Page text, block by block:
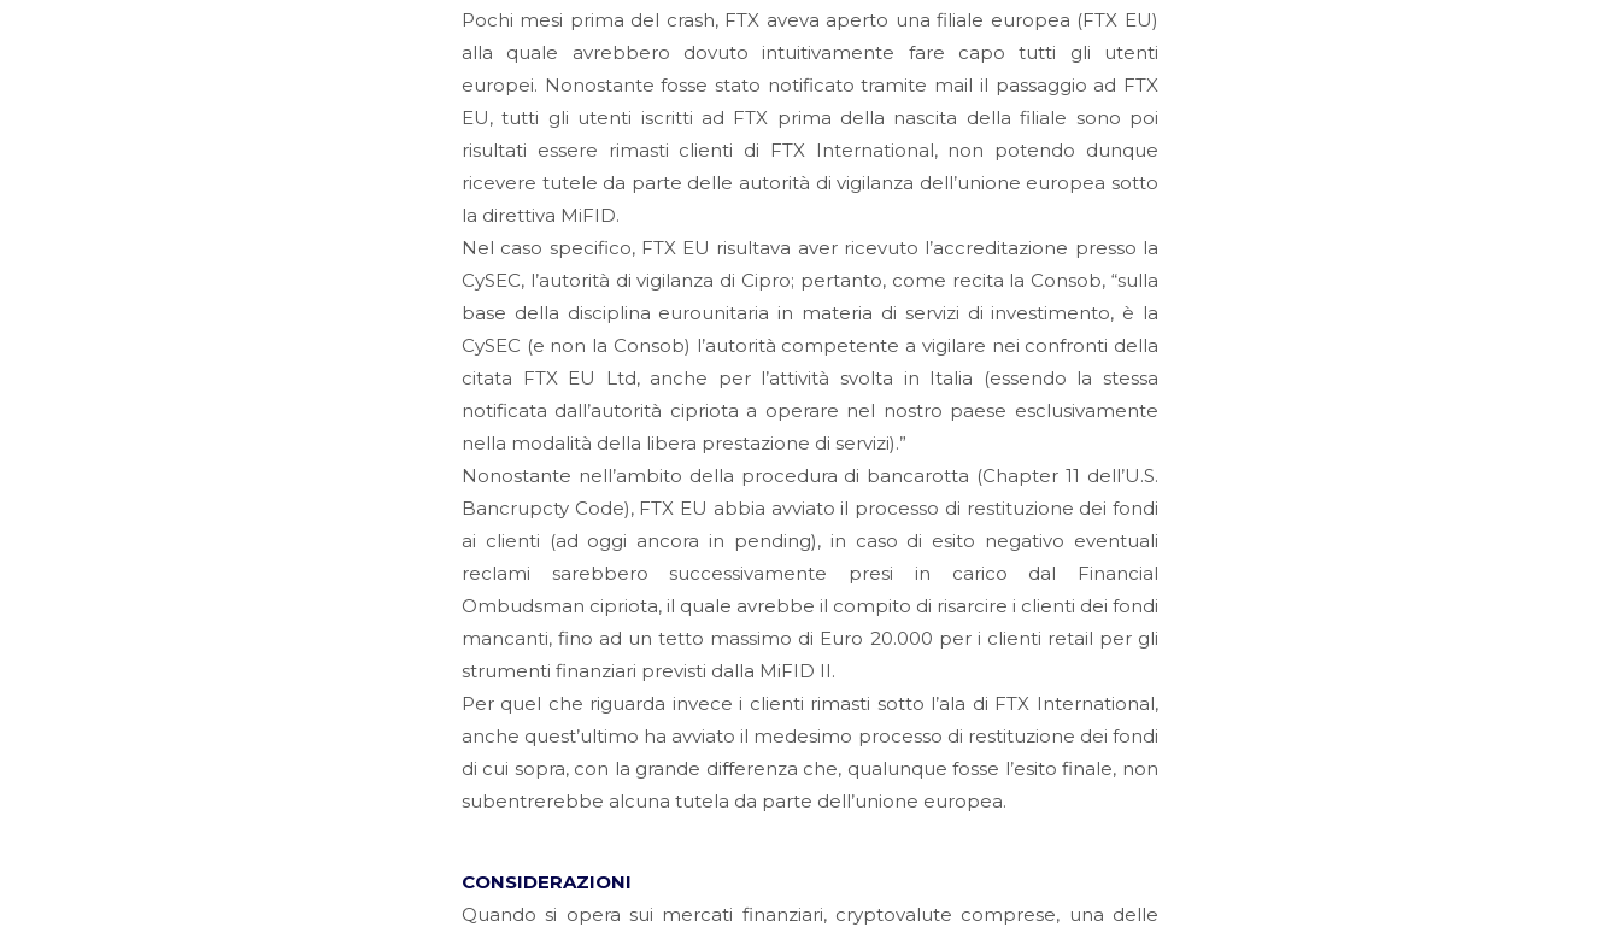
Pochi mesi prima del crash, FTX aveva aperto una filiale europea (FTX EU)
alla quale avrebbero dovuto intuitivamente fare capo tutti gli utenti
europei. Nonostante fosse stato notificato tramite mail il passaggio ad FTX
EU, tutti gli utenti iscritti ad FTX prima della nascita della filiale sono poi
risultati essere rimasti clienti di FTX International, non potendo dunque
ricevere tutele da parte delle autorità di vigilanza dell’unione europea sotto
la direttiva MiFID.
Nel caso specifico, FTX EU risultava aver ricevuto l’accreditazione presso la
CySEC, l’autorità di vigilanza di Cipro; pertanto, come recita la Consob, “sulla
base della disciplina eurounitaria in materia di servizi di investimento, è la
CySEC (e non la Consob) l’autorità competente a vigilare nei confronti della
citata FTX EU Ltd, anche per l’attività svolta in Italia (essendo la stessa
notificata dall’autorità cipriota a operare nel nostro paese esclusivamente
nella modalità della libera prestazione di servizi).”
Nonostante nell’ambito della procedura di bancarotta (Chapter 11 dell’U.S.
Bancrupcty Code), FTX EU abbia avviato il processo di restituzione dei fondi
ai clienti (ad oggi ancora in pending), in caso di esito negativo eventuali
reclami sarebbero successivamente presi in carico dal Financial
Ombudsman cipriota, il quale avrebbe il compito di risarcire i clienti dei fondi
mancanti, fino ad un tetto massimo di Euro 20.000 per i clienti retail per gli
strumenti finanziari previsti dalla MiFID II.
Per quel che riguarda invece i clienti rimasti sotto l’ala di FTX International,
anche quest’ultimo ha avviato il medesimo processo di restituzione dei fondi
di cui sopra, con la grande differenza che, qualunque fosse l’esito finale, non
subentrerebbe alcuna tutela da parte dell’unione europea.
CONSIDERAZIONI
Quando si opera sui mercati finanziari, cryptovalute comprese, una delle